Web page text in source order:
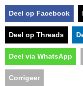
Deel op Facebook
Deel op Threads
Deel via WhatsApp
Corrigeer